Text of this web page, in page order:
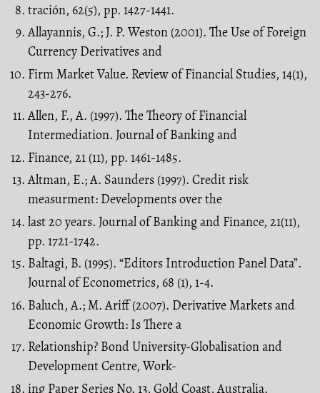
tración, 62(5), pp. 1427-1441.
Allayannis, G.; J. P. Weston (2001). The Use of Foreign
Currency Derivatives and
Firm Market Value. Review of Financial Studies, 14(1),
243-276.
Allen, F., A. (1997). The Theory of Financial
Intermediation. Journal of Banking and
Finance, 21 (11), pp. 1461-1485.
Altman, E.; A. Saunders (1997). Credit risk
measurment: Developments over the
last 20 years. Journal of Banking and Finance, 21(11),
pp. 1721-1742.
Baltagi, B. (1995). “Editors Introduction Panel Data”.
Journal of Econometrics, 68 (1), 1-4.
Baluch, A.; M. Ariff (2007). Derivative Markets and
Economic Growth: Is There a
Relationship? Bond University-Globalisation and
Development Centre, Work-
ing Paper Series No. 13, Gold Coast, Australia.